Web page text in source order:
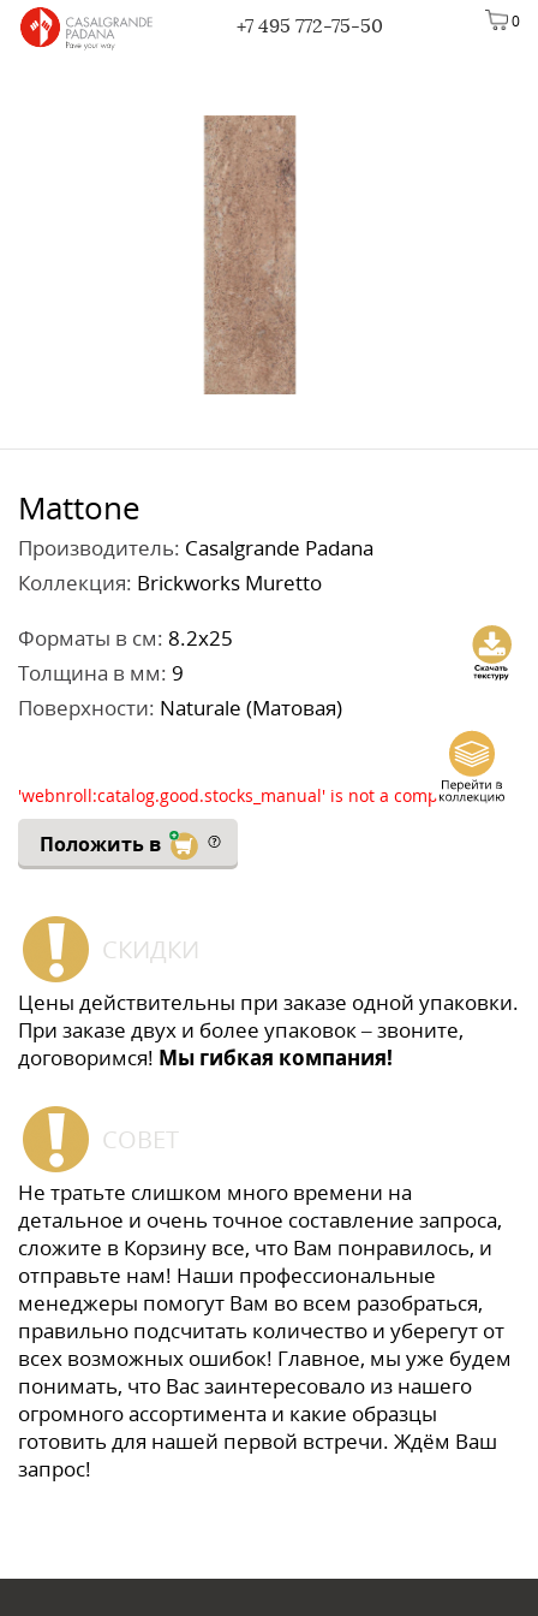
0
+7 495 772-75-50
Mattone
Производитель: Casalgrande Padana
Коллекция: Brickworks Muretto
Форматы в см: 8.2x25
Толщина в мм: 9
Поверхности: Naturale (Матовая)
'webnroll:catalog.good.stocks_manual' is not a component
Положить в
СКИДКИ
Цены действительны при заказе одной упаковки.
При заказе двух и более упаковок – звоните,
договоримся! Мы гибкая компания!
СОВЕТ
Не тратьте слишком много времени на
детальное и очень точное составление запроса,
сложите в Корзину все, что Вам понравилось, и
отправьте нам! Наши профессиональные
менеджеры помогут Вам во всем разобраться,
правильно подсчитать количество и уберегут от
всех возможных ошибок! Главное, мы уже будем
понимать, что Вас заинтересовало из нашего
огромного ассортимента и какие образцы
готовить для нашей первой встречи. Ждём Ваш
запрос!